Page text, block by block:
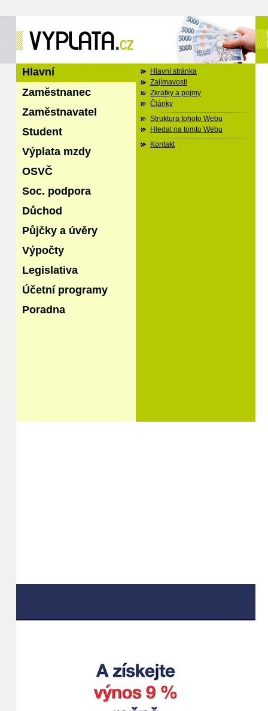
Hlavní
Zaměstnanec
Zaměstnavatel
Student
Výplata mzdy
OSVČ
Soc. podpora
Důchod
Půjčky a úvěry
Výpočty
Legislativa
Účetní programy
Poradna
Hlavní stránka
Zajímavosti
Zkratky a pojmy
Články
Struktura tohoto Webu
Hledat na tomto Webu
Kontakt